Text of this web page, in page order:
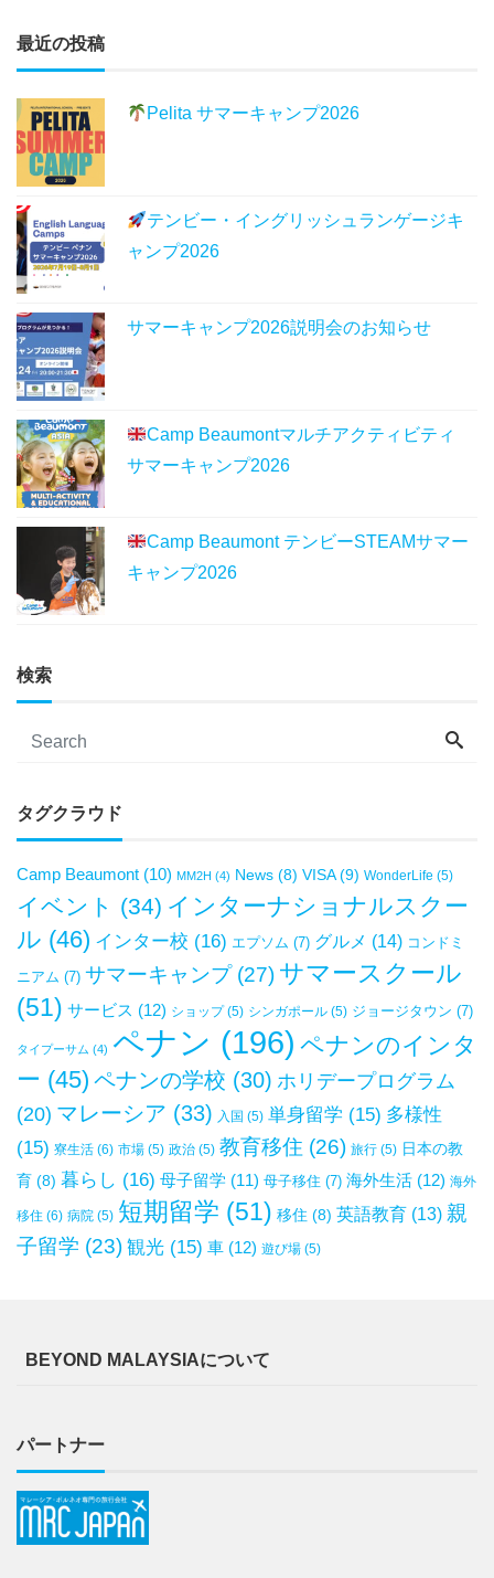
最近の投稿
Pelita サマーキャンプ2026
テンビー・イングリッシュランゲージキ
ャンプ2026
サマーキャンプ2026説明会のお知らせ
Camp Beaumontマルチアクティビティ
サマーキャンプ2026
Camp Beaumont テンビーSTEAMサマー
キャンプ2026
検索
タグクラウド
Camp Beaumont (10) MM2H (4) News (8) VISA(9) WonderLife (5)
イベント (34) インターナショナルスクー
ル (46) インター校 (16) エプソム (7) グルメ (14) コンドミ
ニアム (7) サマーキャンプ(27) サマースクール
(51) サービス (12) ショップ(5) シンガポール (5) ジョージタウン (7)
タイプーサム (4) ペナン (196) ペナンのインタ
ー (45) ペナンの学校 (30) ホリデープログラム
(20) マレーシア (33) 入国 (5) 単身留学 (15) 多様性
(15) 寮生活 (6) 市場 (5) 政治 (5) 教育移住 (26) 旅行 (5) 日本の教
育 (8) 暮らし (16) 母子留学 (11) 母子移住 (7) 海外生活 (12) 海外
移住 (6) 病院 (5) 短期留学 (51) 移住 (8) 英語教育 (13) 親
子留学 (23) 観光 (15) 車 (12) 遊び場 (5)
BEYOND MALAYSIAについて
パートナー